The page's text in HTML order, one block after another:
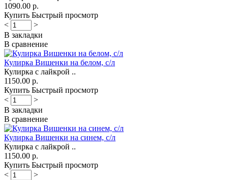
1090.00 р.
Купить Быстрый просмотр
<
>
В закладки
В сравнение
Кулирка Вишенки на белом, с/л
Кулирка с лайкрой ..
1150.00 р.
Купить Быстрый просмотр
<
>
В закладки
В сравнение
Кулирка Вишенки на синем, с/л
Кулирка с лайкрой ..
1150.00 р.
Купить Быстрый просмотр
<
>